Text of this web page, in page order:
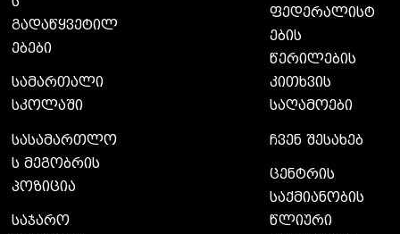
გადაწყვეტილ
ებები
სამართალი
სკოლაში
სასამართლო
ს მეგობრის
პოზიცია
საჯარო
ფედერალისტ
ების
წერილების
კითხვის
საღამოები
ჩვენ შესახებ
ცენტრის
საქმიანობის
წლიური